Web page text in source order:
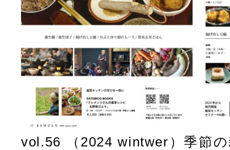
vol.56 （2024 wintwer）季節